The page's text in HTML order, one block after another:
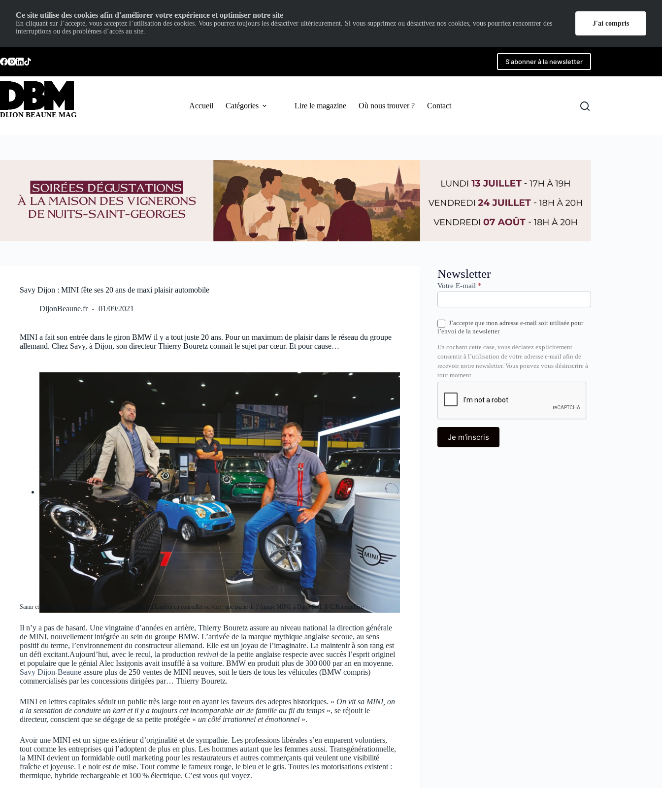
au
contenu
S'abonner à la newsletter
DIJON BEAUNE MAG
Accueil Catégories Lire le magazine Où nous trouver ? Contact
Savy Dijon : MINI fête ses 20 ans de maxi plaisir automobile
DijonBeaune.fr 01/09/2021
MINI a fait son entrée dans le giron BMW il y a tout juste 20 ans. Pour un maximum de plaisir dans le réseau du groupe
allemand. Chez Savy, à Dijon, son directeur Thierry Bouretz connait le sujet par cœur. Et pour cause…
Samir et Théo (absent) au commercial, Bruno à l’atelier et Laurent en conseiller service : une partie de l’équipe MINI, à Dijon Sud. © C.Remondière
Il n’y a pas de hasard. Une vingtaine d’années en arrière, Thierry Bouretz assure au niveau national la direction générale
de MINI, nouvellement intégrée au sein du groupe BMW. L’arrivée de la marque mythique anglaise secoue, au sens
positif du terme, l’environnement du constructeur allemand. Elle est un joyau de l’imaginaire. La maintenir à son rang est
un défi excitant.Aujourd’hui, avec le recul, la production revival de la petite anglaise respecte avec succès l’esprit originel
et populaire que le génial Alec Issigonis avait insufflé à sa voiture. BMW en produit plus de 300 000 par an en moyenne.
Savy Dijon-Beaune assure plus de 250 ventes de MINI neuves, soit le tiers de tous les véhicules (BMW compris)
commercialisés par les concessions dirigées par… Thierry Bouretz.
MINI en lettres capitales séduit un public très large tout en ayant les faveurs des adeptes historiques. « On vit sa MINI, on
a la sensation de conduire un kart et il y a toujours cet incomparable air de famille au fil du temps », se réjouit le
directeur, conscient que se dégage de sa petite protégée « un côté irrationnel et émotionnel ».
Avoir une MINI est un signe extérieur d’originalité et de sympathie. Les professions libérales s’en emparent volontiers,
tout comme les entreprises qui l’adoptent de plus en plus. Les hommes autant que les femmes aussi. Transgénérationnelle,
la MINI devient un formidable outil marketing pour les restaurateurs et autres commerçants qui veulent une visibilité
fraîche et joyeuse. Le noir est de mise. Tout comme le fameux rouge, le bleu et le gris. Toutes les motorisations existent :
thermique, hybride rechargeable et 100 % électrique. C’est vous qui voyez.
Newsletter
Newsletter
Votre E-mail *
J’accepte que mon adresse e-mail soit utilisée pour
l’envoi de la newsletter
En cochant cette case, vous déclarez explicitement
consentir à l’utilisation de votre adresse e-mail afin de
recevoir notre newsletter. Vous pouvez vous désinscrire à
tout moment.
Je m'inscris
Ce site utilise des cookies afin d'améliorer votre expérience et optimiser notre site
En cliquant sur J’accepte, vous acceptez l’utilisation des cookies. Vous pourrez toujours les désactiver ultérieurement. Si vous supprimez ou désactivez nos cookies, vous pourriez rencontrer des
interruptions ou des problèmes d’accès au site.
J'ai compris